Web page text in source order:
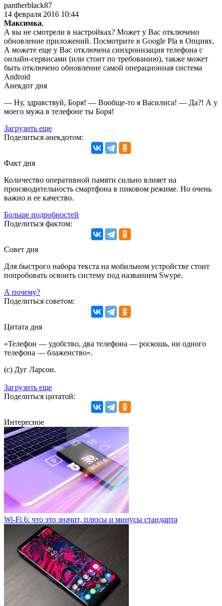
pantherblack87
14 февраля 2016 10:44
Максимка,
А вы не смотрели в настройках? Может у Вас отключено
обновление приложений. Посмотрите в Google Pla в Опциях.
А можете еще у Вас отключена синхронизация телефона с
онлайн-сервисами (или стоит по требованию), также может
быть отключено обновление самой операционная система
Android
Анекдот дня
— Ну, здравствуй, Боря! — Вообще-то я Василиса! — Да?! А у
моего мужа в телефоне ты Боря!
Загрузить еще
Поделиться анекдотом:
Факт дня
Количество оперативной памяти сильно влияет на
производительность смартфона в пиковом режиме. Но очень
важно и ее качество.
Больше подробностей
Поделиться фактом:
Совет дня
Для быстрого набора текста на мобильном устройстве стоит
попробовать освоить систему под названием Swype.
А почему?
Поделиться советом:
Цитата дня
«Телефон — удобство, два телефона — роскошь, ни одного
телефона — блаженство».
(с) Дуг Ларсон.
Загрузить еще
Поделиться цитатой:
Интересное
Wi-Fi 6: что это значит, плюсы и минусы стандарта